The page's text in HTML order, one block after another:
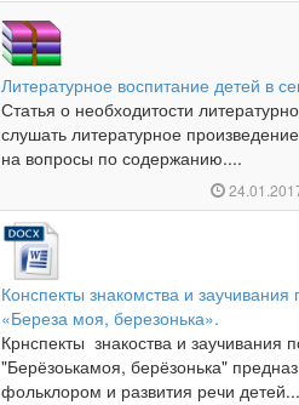
Литературное воспитание детей в
Статья о необходитости
слушать литературное
на вопросы по содержанию....
Конспекты знакомства и
«Береза моя, березонька».
Крнспекты знакоства и заучивания
"Берёзоькамоя, берёзонька"
фольклором и развития речи